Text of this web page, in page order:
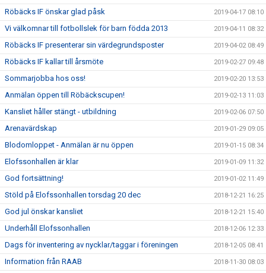
Röbäcks IF önskar glad påsk 2019-04-17 08:10
Vi välkomnar till fotbollslek för barn födda 2013 2019-04-11 08:32
Röbäcks IF presenterar sin värdegrundsposter 2019-04-02 08:49
Röbäcks IF kallar till årsmöte 2019-02-27 09:48
Sommarjobba hos oss! 2019-02-20 13:53
Anmälan öppen till Röbäckscupen! 2019-02-13 11:03
Kansliet håller stängt - utbildning 2019-02-06 07:50
Arenavärdskap 2019-01-29 09:05
Blodomloppet - Anmälan är nu öppen 2019-01-15 08:34
Elofssonhallen är klar 2019-01-09 11:32
God fortsättning! 2019-01-02 11:49
Stöld på Elofssonhallen torsdag 20 dec 2018-12-21 16:25
God jul önskar kansliet 2018-12-21 15:40
Underhåll Elofssonhallen 2018-12-06 12:33
Dags för inventering av nycklar/taggar i föreningen 2018-12-05 08:41
Information från RAAB 2018-11-30 08:03